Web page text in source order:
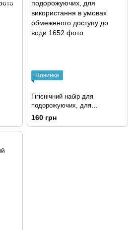
Новинка
Гігієнічний набір для
подорожуючих, для
використання в умовах
обмеженого доступу до води
160 грн